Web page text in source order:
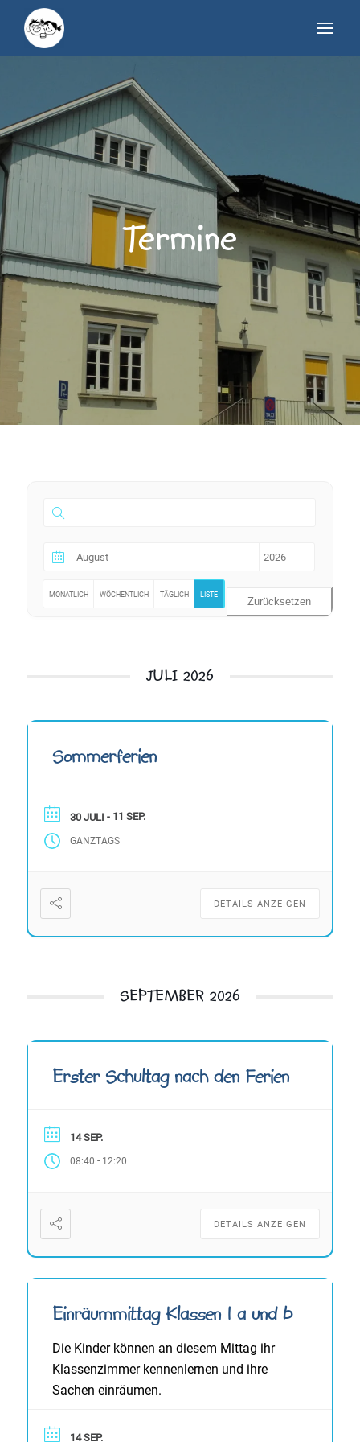
Termine
Zurücksetzen
MONATLICH WÖCHENTLICH TÄGLICH LISTE
JULI 2026
Sommerferien
30 JULI - 11 SEP.
GANZTAGS
DETAILS ANZEIGEN
SEPTEMBER 2026
Erster Schultag nach den Ferien
14 SEP.
08:40 - 12:20
DETAILS ANZEIGEN
Einräummittag Klassen 1 a und b
Die Kinder können an diesem Mittag ihr
Klassenzimmer kennenlernen und ihre
Sachen einräumen.
14 SEP.